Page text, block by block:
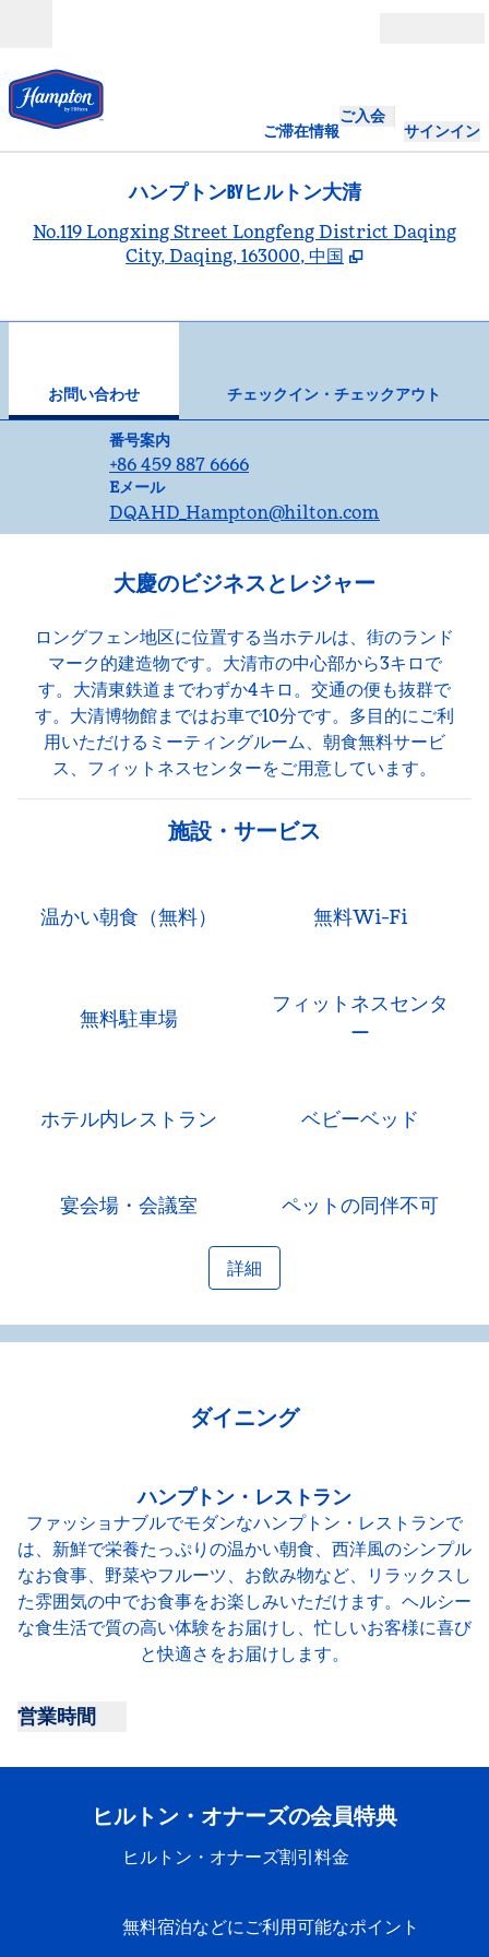
ご滞在情報
ご入会
サインイン
ハンプトンBYヒルトン大清
No.119 Longxing Street Longfeng District Daqing
City, Daqing, 163000, 中国
お問い合わせ
チェックイン・チェックアウト
番号案内
電話
+86 459 887 6666
Eメール
Eメール
DQAHD_Hampton@hilton.com
大慶のビジネスとレジャー
ロングフェン地区に位置する当ホテルは、街のランド
マーク的建造物です。大清市の中心部から3キロで
す。大清東鉄道までわずか4キロ。交通の便も抜群で
す。大清博物館まではお車で10分です。多目的にご利
用いただけるミーティングルーム、朝食無料サービ
ス、フィットネスセンターをご用意しています。
施設・サービス
温かい朝食（無料） 無料Wi-Fi
無料駐車場
フィットネスセンタ
ー
ホテル内レストラン ベビーベッド
宴会場・会議室 ペットの同伴不可
詳細
ダイニング
ハンプトン・レストラン
ファッショナブルでモダンなハンプトン・レストランで
は、新鮮で栄養たっぷりの温かい朝食、西洋風のシンプル
なお食事、野菜やフルーツ、お飲み物など、リラックスし
た雰囲気の中でお食事をお楽しみいただけます。ヘルシー
な食生活で質の高い体験をお届けし、忙しいお客様に喜び
と快適さをお届けします。
営業時間
ハンプトン・レストランの営業時間を表示
ヒルトン・オナーズの会員特典
ヒルトン・オナーズ割引料金
無料宿泊などにご利用可能なポイント